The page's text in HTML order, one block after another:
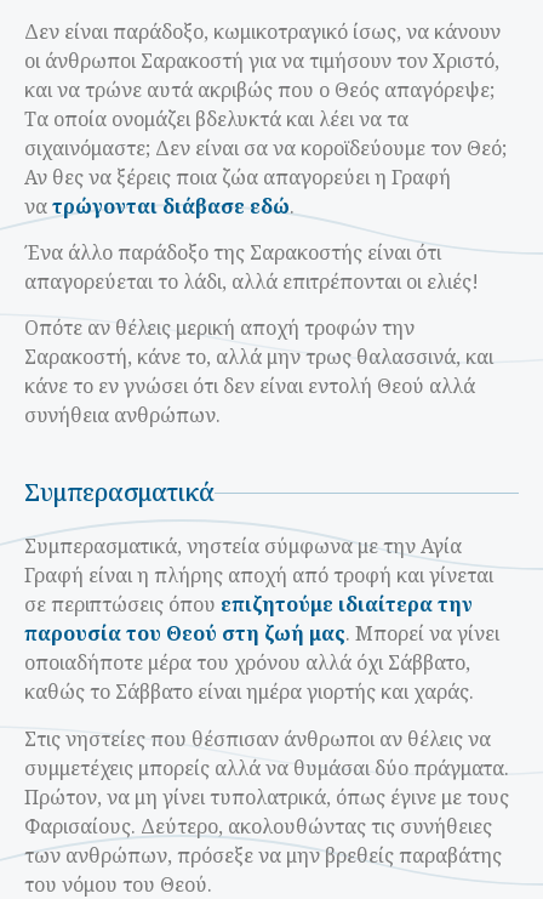
Δεν είναι παράδοξο, κωμικοτραγικό ίσως, να κάνουν
οι άνθρωποι Σαρακοστή για να τιμήσουν τον Χριστό,
και να τρώνε αυτά ακριβώς που ο Θεός απαγόρεψε;
Τα οποία ονομάζει βδελυκτά και λέει να τα
σιχαινόμαστε; Δεν είναι σα να κοροϊδεύουμε τον Θεό;
Αν θες να ξέρεις ποια ζώα απαγορεύει η Γραφή
νατρώγονται διάβασε εδώ.
Ένα άλλο παράδοξο της Σαρακοστής είναι ότι
απαγορεύεται το λάδι, αλλά επιτρέπονται οι ελιές!
Οπότε αν θέλεις μερική αποχή τροφών την
Σαρακοστή, κάνε το, αλλά μην τρως θαλασσινά, και
κάνε το εν γνώσει ότι δεν είναι εντολή Θεού αλλά
συνήθεια ανθρώπων.
Συμπερασματικά
Συμπερασματικά, νηστεία σύμφωνα με την Αγία
Γραφή είναι η πλήρης αποχή από τροφή και γίνεται
σε περιπτώσεις όπου επιζητούμε ιδιαίτερα την
παρουσία του Θεού στη ζωή μας. Μπορεί να γίνει
οποιαδήποτε μέρα του χρόνου αλλά όχι Σάββατο,
καθώς το Σάββατο είναι ημέρα γιορτής και χαράς.
Στις νηστείες που θέσπισαν άνθρωποι αν θέλεις να
συμμετέχεις μπορείς αλλά να θυμάσαι δύο πράγματα.
Πρώτον, να μη γίνει τυπολατρικά, όπως έγινε με τους
Φαρισαίους. Δεύτερο, ακολουθώντας τις συνήθειες
των ανθρώπων, πρόσεξε να μην βρεθείς παραβάτης
του νόμου του Θεού.